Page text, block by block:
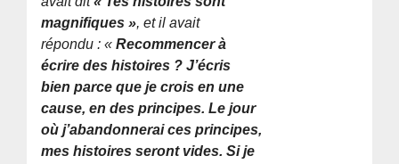
magnifiques », et il avait
répondu : «Recommencer à
écrire des histoires ? J’écris
bien parce que je crois en une
cause, en des principes. Le jour
où j’abandonnerai ces principes,
mes histoires seront vides. Si je